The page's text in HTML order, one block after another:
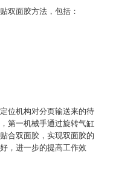
双面胶方法，包括：
位机构对分页输送来的待
第一机械手通过旋转气缸
合双面胶，实现双面胶的
，进一步的提高工作效